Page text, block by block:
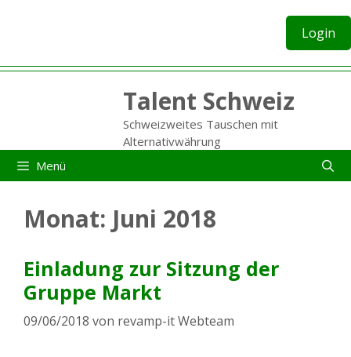
Login
Talent Schweiz
Schweizweites Tauschen mit
Alternativwährung
Menü
Monat: Juni 2018
Einladung zur Sitzung der
Gruppe Markt
09/06/2018 von revamp-it Webteam